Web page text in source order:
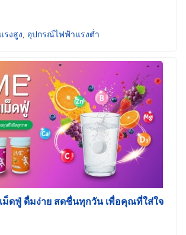
รงสูง อุปกรณ์ไฟฟ้าแรงต่ำ
ม็ดฟู่ ดื่มง่าย สดชื่นทุกวัน เพื่อคุณที่ใส่ใจ